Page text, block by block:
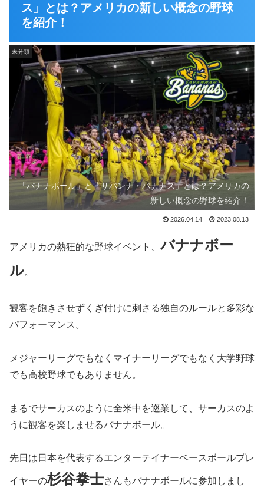
ス」とは？アメリカの新しい概念の野球
を紹介！
未分類
「バナナボール」と「サバンナ・バナナス」とは？アメリカの
新しい概念の野球を紹介！
2026.04.14 2023.08.13
アメリカの熱狂的な野球イベント、バナナボー
ル。
観客を飽きさせずくぎ付けに刺さる独自のルールと多彩な
パフォーマンス。
メジャーリーグでもなくマイナーリーグでもなく大学野球
でも高校野球でもありません。
まるでサーカスのように全米中を巡業して、サーカスのよ
うに観客を楽しませるバナナボール。
先日は日本を代表するエンターテイナーベースボールプレ
イヤーの杉谷拳士さんもバナナボールに参加しまし